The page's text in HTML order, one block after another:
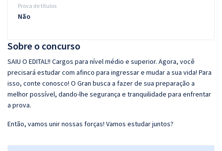
Sobre o concurso
SAIU O EDITAL!! Cargos para nível médio e superior. Agora, você
precisará estudar com afinco para ingressar e mudar a sua vida! Para
isso, conte conosco! O Gran busca a fazer de sua preparação a
melhor possível, dando-lhe segurança e tranquilidade para enfrentar
a prova.
Então, vamos unir nossas forças! Vamos estudar juntos?
Prova de títulos
Não